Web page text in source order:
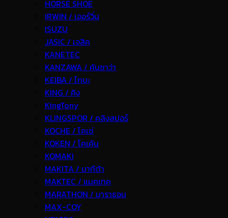
HORSE SHOE
IRWIN / เออร์วิ่น
ISUZU
JASIC / เจสิค
KANETEC
KANZAWA / คันซาว่า
KEIBA / ไกบะ
KING / คิง
KingTony
KLINGSPOR / คลิงสปอร์
KOCHE / โคเช่
KOKEN / โคเค้น
KOMAKI
MAKITA / มากีต้า
MAKTEC / แมคเทค
MARATHON / มาราธอน
MAX-COY